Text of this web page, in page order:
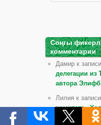
Соңгы
комментарии
Дамир к записи
делегации из
автора
Лилия к записи
комитета
области